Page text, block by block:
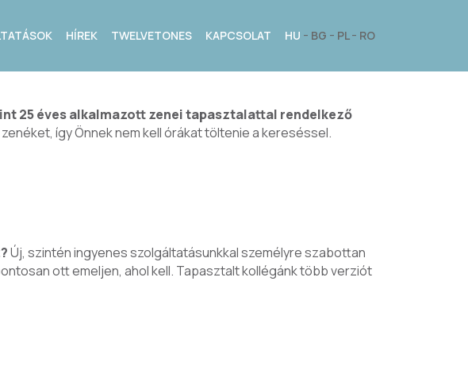
HU BG PL RO
HÍREK TWELVETONES KAPCSOLAT
25 éves alkalmazott zenei tapasztalattal rendelkező
így Önnek nem kell órákat töltenie a kereséssel.
Új, szintén ingyenes szolgáltatásunkkal személyre szabottan
ott emeljen, ahol kell. Tapasztalt kollégánk több verziót